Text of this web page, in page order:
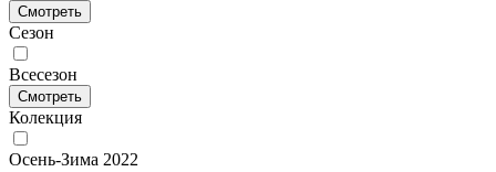
Смотреть
Сезон
Всесезон
Смотреть
Колекция
Осень-Зима 2022